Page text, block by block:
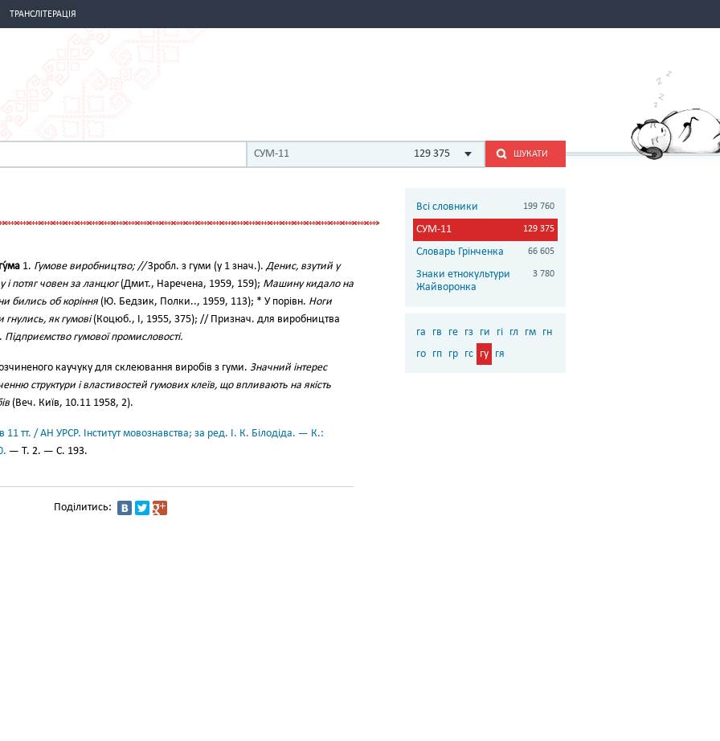
ТРАНСЛІТЕРАЦІЯ
СУМ-11 129 375 ШУКАТИ
гу́ма 1. Гумове виробництво; //Зробл. з гуми (у 1 знач.).Денис, взутий у
і потяг човен за ланцюг(Дмит., Наречена, 1959, 159); Машину кидало на
бились об коріння (Ю. Бедзик, Полки.., 1959, 113); * У порівн. Ноги
гнулись, як гумові(Коцюб., І, 1955, 375); // Признач. для виробництва
Підприємство гумової промисловості.
каучуку для склеювання виробів з гуми. Значний інтерес
структури і властивостей гумових клеїв, що впливають на якість
(Веч. Київ, 10.11 1958, 2).
11 тт. / АН УРСР. Інститут мовознавства; за ред. І. К. Білодіда. — К.:
— Т. 2. — С. 193.
Поділитись:
Всі словники 199 760
СУМ-11 129 375
Словарь Грінченка 66 605
Знаки етнокультури
Жайворонка
3 780
га гв ге гз ги гі гл гм гн
го гп гр гс гу гя